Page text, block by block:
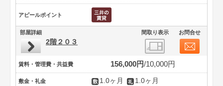
アピールポイント
部屋詳細 間取り表示 お問合せ
2階２０３
賃料・管理費・共益費 156,000円 10,000円
敷金・礼金 1.0ヶ月 1.0ヶ月